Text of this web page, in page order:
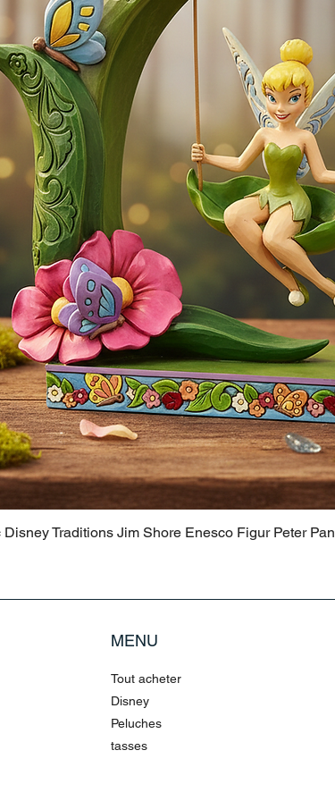
Traditions Jim Shore Enesco Figur Peter Pan
MENU
Tout acheter
Disney
Peluches
tasses